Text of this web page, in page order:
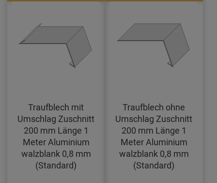
Traufblech mit
Umschlag Zuschnitt
200 mm Länge 1
Meter Aluminium
walzblank 0,8 mm
(Standard)
Traufblech ohne
Umschlag Zuschnitt
200 mm Länge 1
Meter Aluminium
walzblank 0,8 mm
(Standard)